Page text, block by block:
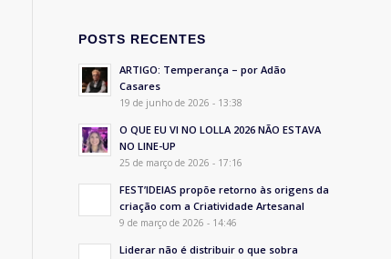
POSTS RECENTES
ARTIGO: Temperança – por Adão
Casares
19 de junho de 2026 - 13:38
O QUE EU VI NO LOLLA 2026 NÃO ESTAVA
NO LINE-UP
25 de março de 2026 - 17:16
FEST’IDEIAS propõe retorno às origens da
criação com a Criatividade Artesanal
9 de março de 2026 - 14:46
Liderar não é distribuir o que sobra